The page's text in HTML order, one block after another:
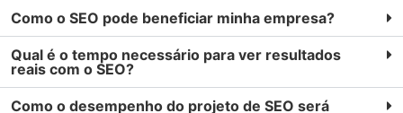
Como o SEO pode beneficiar minha empresa?
Qual é o tempo necessário para ver resultados
reais com o SEO?
Como o desempenho do projeto de SEO será